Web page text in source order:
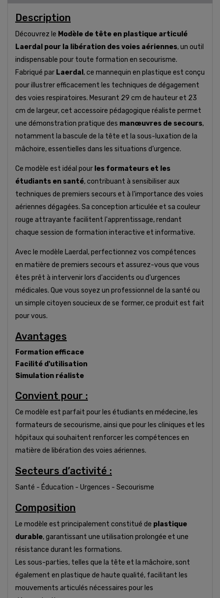
Description
Découvrez le Modèle de tête en plastique articulé
Laerdal pour la libération des voies aériennes, un outil
indispensable pour toute formation en secourisme.
Fabriqué par Laerdal , ce mannequin en plastique est conçu
pour illustrer efficacement les techniques de dégagement
des voies respiratoires. Mesurant 29 cm de hauteur et 23
cm de largeur, cet accessoire pédagogique réaliste permet
une démonstration pratique des manœuvres de secours,
notamment la bascule de la tête et la sous-luxation de la
mâchoire, essentielles dans les situations d’urgence.
Ce modèle est idéal pour les formateurs et les
étudiants en santé, contribuant à sensibiliser aux
techniques de premiers secours et à l'importance des voies
aériennes dégagées. Sa conception articulée et sa couleur
rouge attrayante facilitent l'apprentissage, rendant
chaque session de formation interactive et informative.
Avec le modèle Laerdal, perfectionnez vos compétences
en matière de premiers secours et assurez-vous que vous
êtes prêt à intervenir lors d'accidents ou d'urgences
médicales. Que vous soyez un professionnel de la santé ou
un simple citoyen soucieux de se former, ce produit est fait
pour vous.
Avantages
Formation efficace
Facilité d'utilisation
Simulation réaliste
Convient pour :
Ce modèle est parfait pour les étudiants en médecine, les
formateurs de secourisme, ainsi que pour les cliniques et les
hôpitaux qui souhaitent renforcer les compétences en
matière de libération des voies aériennes.
Secteurs d’activité :
Santé - Éducation - Urgences - Secourisme
Composition
Le modèle est principalement constitué de plastique
durable, garantissant une utilisation prolongée et une
résistance durant les formations.
Les sous-parties, telles que la tête et la mâchoire, sont
également en plastique de haute qualité, facilitant les
mouvements articulés nécessaires pour les